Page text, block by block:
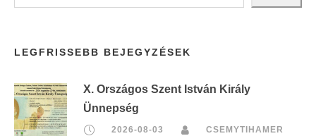
LEGFRISSEBB BEJEGYZÉSEK
X. Országos Szent István Király
Ünnepség
2026-08-03 CSEMYTIHAMER